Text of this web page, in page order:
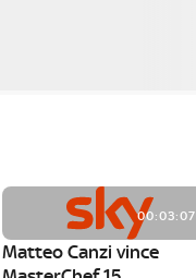
00:03:07
Matteo Canzi vince